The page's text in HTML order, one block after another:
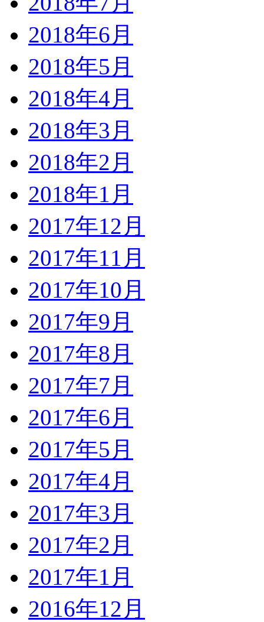
2018年6月
2018年5月
2018年4月
2018年3月
2018年2月
2018年1月
2017年12月
2017年11月
2017年10月
2017年9月
2017年8月
2017年7月
2017年6月
2017年5月
2017年4月
2017年3月
2017年2月
2017年1月
2016年12月